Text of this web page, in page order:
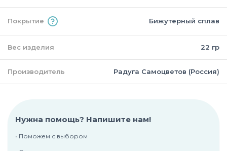
Покрытие Бижутерный сплав
Вес изделия 22 гр
Производитель Радуга Самоцветов (Россия)
Нужна помощь? Напишите нам!
• Поможем с выбором